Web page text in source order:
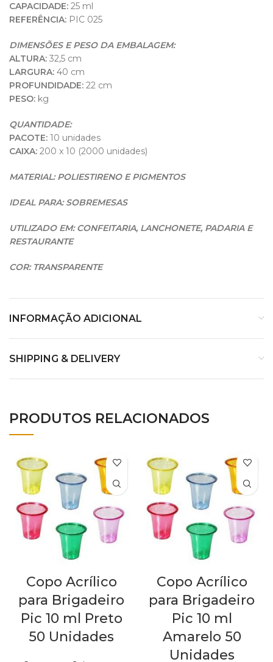
CAPACIDADE: 25 ml
REFERÊNCIA: PIC 025
DIMENSÕES E PESO DA EMBALAGEM:
ALTURA: 32,5 cm
LARGURA: 40 cm
PROFUNDIDADE: 22 cm
PESO: kg
QUANTIDADE:
PACOTE: 10 unidades
CAIXA: 200 x 10 (2000 unidades)
MATERIAL: POLIESTIRENO E PIGMENTOS
IDEAL PARA: SOBREMESAS
UTILIZADO EM: CONFEITARIA, LANCHONETE, PADARIA E
RESTAURANTE
COR: TRANSPARENTE
INFORMAÇÃO ADICIONAL
SHIPPING & DELIVERY
PRODUTOS RELACIONADOS
Copo Acrílico
para Brigadeiro
Pic 10 ml Preto
50 Unidades
Copo Acrílico
para Brigadeiro
Pic 10 ml
Amarelo 50
Unidades